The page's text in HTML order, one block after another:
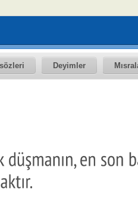
Deyimler